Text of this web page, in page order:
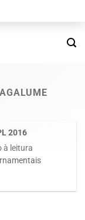
2016
à leitura